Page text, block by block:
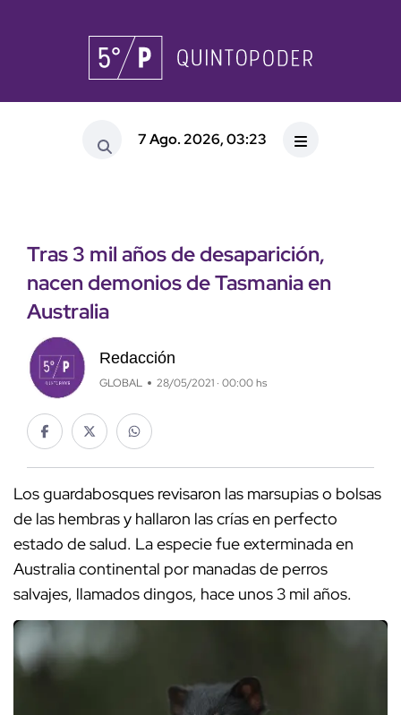
7 Ago. 2026, 03:23
Tras 3 mil años de desaparición,
nacen demonios de Tasmania en
Australia
Redacción
GLOBAL 28/05/2021 · 00:00 hs
Los guardabosques revisaron las marsupias o bolsas
de las hembras y hallaron las crías en perfecto
estado de salud. La especie fue exterminada en
Australia continental por manadas de perros
salvajes, llamados dingos, hace unos 3 mil años.